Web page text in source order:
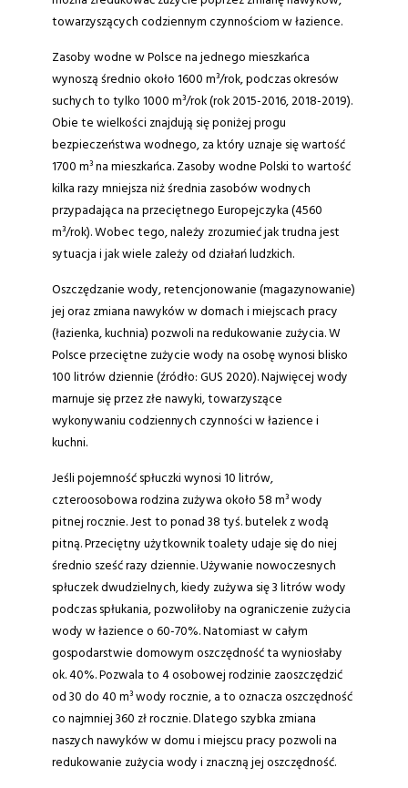
towarzyszących codziennym czynnościom w łazience.
Zasoby wodne w Polsce na jednego mieszkańca
wynoszą średnio około 1600 m³/rok, podczas okresów
suchych to tylko 1000 m³/rok (rok 2015-2016, 2018-2019).
Obie te wielkości znajdują się poniżej progu
bezpieczeństwa wodnego, za który uznaje się wartość
1700 m³ na mieszkańca. Zasoby wodne Polski to wartość
kilka razy mniejsza niż średnia zasobów wodnych
przypadająca na przeciętnego Europejczyka (4560
m³/rok). Wobec tego, należy zrozumieć jak trudna jest
sytuacja i jak wiele zależy od działań ludzkich.
Oszczędzanie wody, retencjonowanie (magazynowanie)
jej oraz zmiana nawyków w domach i miejscach pracy
(łazienka, kuchnia) pozwoli na redukowanie zużycia. W
Polsce przeciętne zużycie wody na osobę wynosi blisko
100 litrów dziennie (źródło: GUS 2020). Najwięcej wody
marnuje się przez złe nawyki, towarzyszące
wykonywaniu codziennych czynności w łazience i
kuchni.
Jeśli pojemność spłuczki wynosi 10 litrów,
czteroosobowa rodzina zużywa około 58 m³ wody
pitnej rocznie. Jest to ponad 38 tyś. butelek z wodą
pitną. Przeciętny użytkownik toalety udaje się do niej
średnio sześć razy dziennie. Używanie nowoczesnych
spłuczek dwudzielnych, kiedy zużywa się 3 litrów wody
podczas spłukania, pozwoliłoby na ograniczenie zużycia
wody w łazience o 60-70%. Natomiast w całym
gospodarstwie domowym oszczędność ta wyniosłaby
ok. 40%. Pozwala to 4 osobowej rodzinie zaoszczędzić
od 30 do 40 m³ wody rocznie, a to oznacza oszczędność
co najmniej 360 zł rocznie. Dlatego szybka zmiana
naszych nawyków w domu i miejscu pracy pozwoli na
redukowanie zużycia wody i znaczną jej oszczędność.